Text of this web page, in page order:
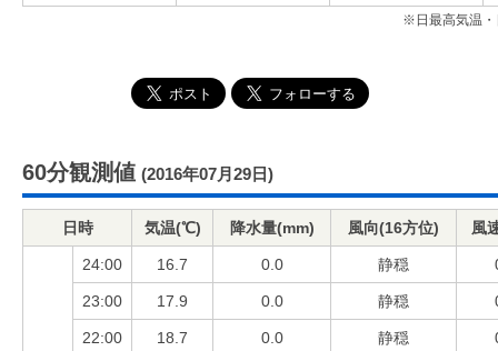
※日最高気温・
60分観測値 (2016年07月29日)
日時 気温(℃) 降水量(mm) 風向(16方位) 風
24:00 16.7 0.0 静穏
23:00 17.9 0.0 静穏
22:00 18.7 0.0 静穏